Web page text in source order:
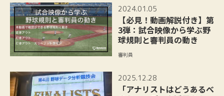
2024.01.05
【必見！動画解説付き】第
3弾：試合映像から学ぶ野
球規則と審判員の動き
審判員
2025.12.28
「アナリストはどうあるべ